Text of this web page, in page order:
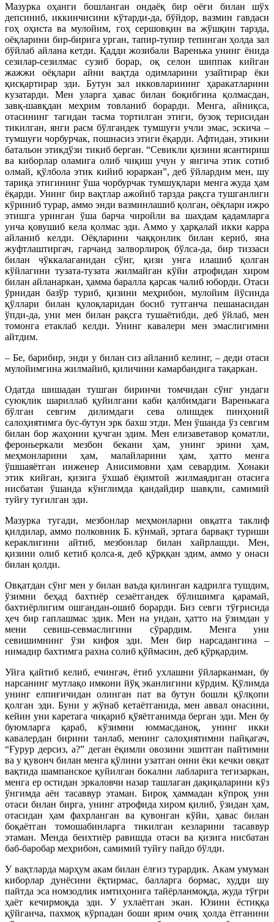
Мазурка оҳанги бошланган ондаёқ бир oёғи билан шўх
депсиниб, иккинчисини кўтарди-да, бўйдор, вазмин гавдаси
гоҳ оҳиста ва мулойим, гоҳ сершовқин ва жўшқин тарзда,
оёқларини бир-бирига урган, тапир-тупир тепинган ҳолда зал
бўйлаб айлана кетди. Қадди жозибали Варенька унинг ёнида
сезилар-сезилмас сузиб борар, оқ селон шиппак кийган
жажжи оёқлари айни вақтда одимларини узайтирар ёки
қисқартирар эди. Бутун зал икковларининг ҳаракатларини
кузатарди. Мен уларга ҳавас билан боқибгина қолмасдан,
завқ-шавқдан меҳрим товланиб борарди. Менга, айниқса,
отасининг тагидан тасма тортилган этиги, бузоқ терисидан
тикилган, янги расм бўлгандек тумшуғи учли эмас, эскича –
тумшуғи чорбурчак, пошнасиз этиги ёқарди. Афтидан, этикни
батальон этикдўзи тикиб берган. “Севикли қизини ясантириш
ва киборлар оламига олиб чиқиш учун у янгича этик сотиб
олмай, қўлбола этик кийиб юраркан”, деб ўйлардим мен, шу
тариқа этигининг ўша чорбурчак тумшуқлари менга жуда ҳам
ёқарди. Унинг бир вақтлар ажойиб тарзда рақсга тушганлиги
кўриниб турар, аммо энди вазминлашиб қолган, оёқлари ижро
этишга уринган ўша барча чиройли ва шахдам қадамларга
унча қовушиб кела қолмас эди. Аммо у ҳарқалай икки карра
айланиб келди. Оёқларини чаққонлик билан кериб, яна
жуфтлаштиргач, гарчанд залворлироқ бўлса-да, бир тиззаси
билан чўккалаганидан сўнг, қизи унга илашиб қолган
кўйлагини тузата-тузата жилмайган кўйи атрофидан хиром
билан айланаркан, ҳамма баралла қарсак чалиб юборди. Отаси
ўрнидан базўр туриб, қизини меҳрибон, мулойим йўсинда
қўллари билан қулоқларидан босиб тутганча пешанасидан
ўпди-да, уни мен билан рақсга тушаётибди, деб ўйлаб, мен
томонга етаклаб келди. Унинг кавалери мен эмаслигимни
айтдим.
– Бе, барибир, энди у билан сиз айланиб келинг, – деди отаси
мулойимгина жилмайиб, қиличини камарбандига тақаркан.
Одатда шишадан тушган биринчи томчидан сўнг ундаги
суюқлик шариллаб қуйилгани каби қалбимдаги Варенькага
бўлган севгим дилимдаги сева олишдек пинҳоний
салоҳиятимга бус-бутун эрк бахш этди. Мен ўшанда ўз севгим
билан бор жаҳонни қучган эдим. Мен елизаветавор қоматли,
феронь­еркали мезбон бекани ҳам, унинг эрини ҳам,
меҳмонларини ҳам, малайларини ҳам, ҳaтто менга
ўшшаяётган инженер Анисимовни ҳам севардим. Хонаки
этик кийган, қизига ўхшаб ёқимтой жилмаядиган отасига
нисбатан ўшанда кўнглимда қандайдир шавқли, самимий
туйғу туғилган эди.
Мазурка тугади, мезбонлар меҳмонларни овқатга таклиф
қилдилар, аммо полковник Б. кўнмай, эртага барвақт туриши
кераклигини айтиб, мезбонлар билан хайрлашди. Мен,
қизини олиб кетиб қолса-я, деб қўрққан эдим, аммо у онаси
билан қолди.
Овқатдан сўнг мен у билан ваъда қилинган кадрилга тушдим,
ўзимни беҳад бахтиёр сезаётгандек бўлишимга қарамай,
бахтиёрлигим ошгандан-ошиб борарди. Биз севги тўғрисида
ҳеч бир гаплашмас эдик. Мен на ундан, ҳатто на ўзимдан у
мени севиш-севмаслигини сўрардим. Менга уни
севишимнинг ўзи кифоя эди. Мен бир нарсадангина –
нимадир бахтимга рахна солиб қўймасин, деб қўрқардим.
Уйга қайтиб келиб, ечингач, ётиб ухлашни ўйларканман, бу
нарсанинг мутлақо имкони йўқ эканлигини кўрдим. Қўлимда
унинг елпиғичидан олинган пат ва бутун бошли қўлқопи
қолган эди. Буни у жўнаб кетаётганида, мен аввал онасини,
кейин уни каретага чиқариб қўяётганимда берган эди. Мен бу
буюмларга қараб, кўзимни юммасданоқ, унинг икки
кавалердан бирини танлаб, менинг салоҳиятимни пайқагач,
“Ғурур дерсиз, а?” деган ёқимли овозини эшитган пайтимни
ва у қувонч билан менга қўлини узатган онни ёки кечки овқат
вақтида шампанское қуйилган бокални лабларига тегизаркан,
менга ер остидан эркаловчи назар ташлаган дақиқаларини кўз
ўнгимда аён тасаввур этаман. Бироқ ҳаммадан кўпроқ уни
отаси билан бирга, унинг атрофида хиром қилиб, ўзидан ҳам,
отасидан ҳам фахрланган ва қувонган кўйи, ҳавас билан
боқаётган томошабинларга тикилган кезларини тасаввур
этаман. Менда беихтиёр равишда отаси ва қизига нисбатан
баб-баробар меҳрибон, самимий туйғу пайдо бўлди.
У вақтларда марҳум акам билан ёлғиз турардик. Акам умуман
киборлар дунёсини ёқтирмас, балларга бормас, худди шу
пайтда эса номзодлик имтиҳонига тайёрланмоқда, жуда тўғри
ҳаёт кечирмоқда эди. У ухлаётган экан. Юзини ёстиққа
қўйганча, пахмоқ кўрпадан боши ярим очиқ ҳолда ётганини